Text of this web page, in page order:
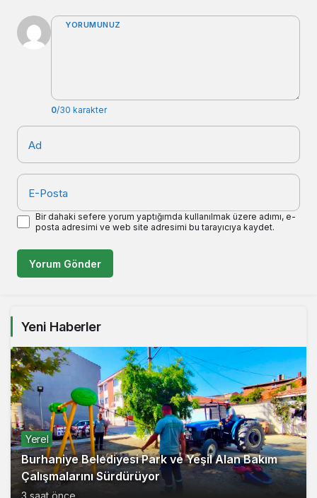
YORUMUNUZ
0/30 karakter
Ad
E-Posta
Bir dahaki sefere yorum yaptığımda kullanılmak üzere adımı, e-
posta adresimi ve web site adresimi bu tarayıcıya kaydet.
Yorum Gönder
Yeni Haberler
Yerel
Burhaniye Belediyesi Park ve Yeşil Alan Bakım
Çalışmalarını Sürdürüyor
3 saat önce